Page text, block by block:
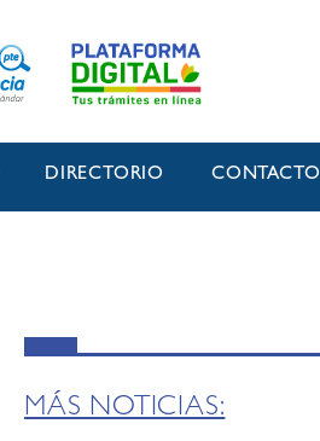
DIRECTORIO CONTACTO
MÁS NOTICIAS: